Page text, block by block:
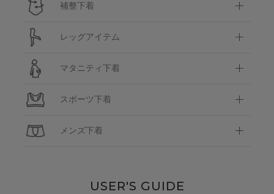
補整下着
レッグアイテム
マタニティ下着
スポーツ下着
メンズ下着
USER'S GUIDE